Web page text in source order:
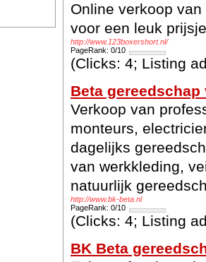
Online verkoop
voor een leuk
http://www.123boxershort.nl/
PageRank: 0/10
(Clicks: 4; Listing
Beta
Verkoop van
monteurs,
dagelijks
van werkkleding,
natuurlijk
http://www.bk-beta.nl
PageRank: 0/10
(Clicks: 4; Listing
BK Beta